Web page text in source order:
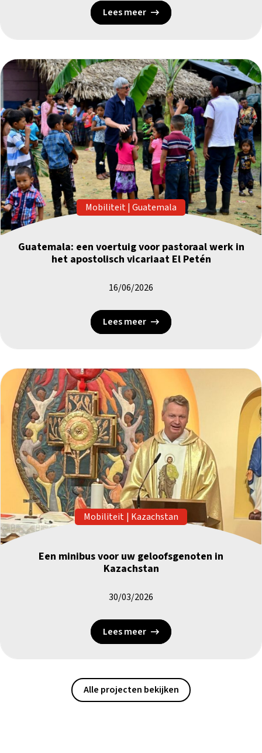
Lees meer
Mobiliteit| Guatemala
Guatemala: een voertuig voor pastoraal werk in
het apostolisch vicariaat El Petén
16/06/2026
Lees meer
Mobiliteit | Kazachstan
Een minibus voor uw geloofsgenoten in
Kazachstan
30/03/2026
Lees meer
Alle projecten bekijken